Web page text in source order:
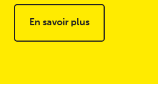
En savoir plus